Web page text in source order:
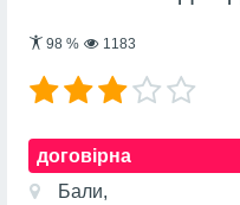
98 % 1183
договірна
Бали,